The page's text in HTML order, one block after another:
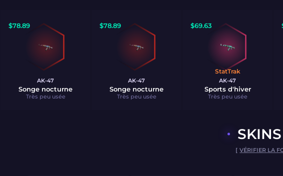
$78.89
AK-47
Songe nocturne
Très peu usée
$78.89
AK-47
Songe nocturne
Très peu usée
$69.63
StatTrak
AK-47
Sports d'hiver
Très peu usée
[VÉRIFIER LA